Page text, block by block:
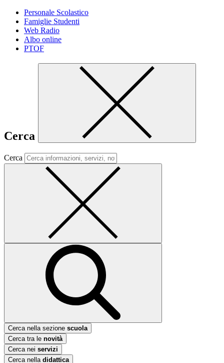
Personale Scolastico
Famiglie Studenti
Web Radio
Albo online
PTOF
Cerca
Cerca
Cerca nella sezione scuola
Cerca tra le novità
Cerca nei servizi
Cerca nella didattica